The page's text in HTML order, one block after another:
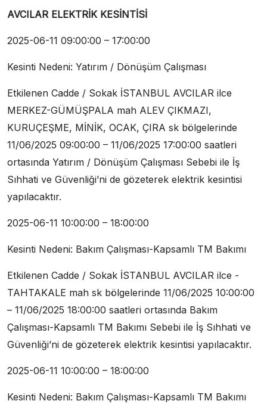
AVCILAR ELEKTRİK KESİNTİSİ
2025-06-11 09:00:00 – 17:00:00
Kesinti Nedeni: Yatırım / Dönüşüm Çalışması
Etkilenen Cadde / Sokak İSTANBUL AVCILAR ilce
MERKEZ-GÜMÜŞPALA mah ALEV ÇIKMAZI,
KURUÇEŞME, MİNİK, OCAK, ÇIRA sk bölgelerinde
11/06/2025 09:00:00 – 11/06/2025 17:00:00 saatleri
ortasında Yatırım / Dönüşüm Çalışması Sebebi ile İş
Sıhhati ve Güvenliği’ni de gözeterek elektrik kesintisi
yapılacaktır.
2025-06-11 10:00:00 – 18:00:00
Kesinti Nedeni: Bakım Çalışması-Kapsamlı TM Bakımı
Etkilenen Cadde / Sokak İSTANBUL AVCILAR ilce -
TAHTAKALE mah sk bölgelerinde 11/06/2025 10:00:00
– 11/06/2025 18:00:00 saatleri ortasında Bakım
Çalışması-Kapsamlı TM Bakımı Sebebi ile İş Sıhhati ve
Güvenliği’ni de gözeterek elektrik kesintisi yapılacaktır.
2025-06-11 10:00:00 – 18:00:00
Kesinti Nedeni: Bakım Çalışması-Kapsamlı TM Bakımı